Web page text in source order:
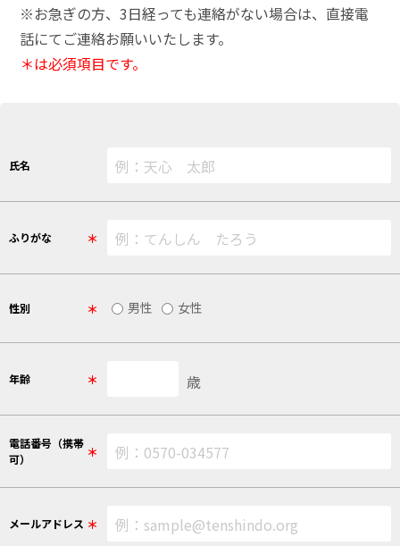
※お急ぎの方、3日経っても連絡がない場合は、直接電
話にてご連絡お願いいたします。
＊は必須項目です。
氏名
ふりがな ＊
性別 ＊ 男性 女性
年齢 ＊ 歳
電話番号（携帯
可）
＊
メールアドレス ＊